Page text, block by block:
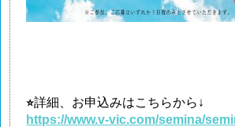
⭐詳細、お申込みはこちらから↓
https://www.v-vic.com/semina/